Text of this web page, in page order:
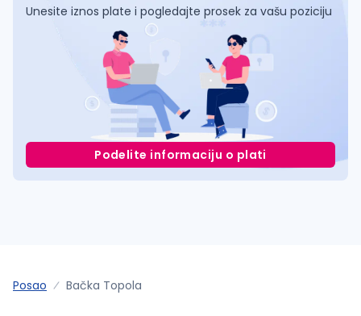
Unesite iznos plate i pogledajte prosek za vašu poziciju
Podelite informaciju o plati
Posao Bačka Topola